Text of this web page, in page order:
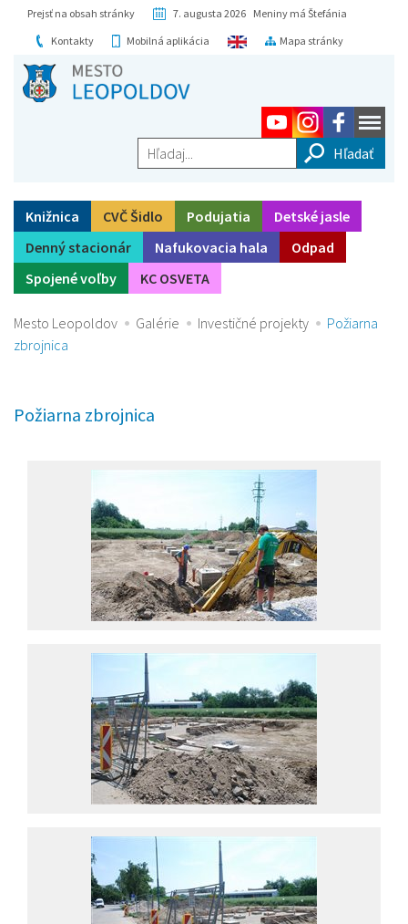
Prejsť na obsah stránky
7. augusta 2026 Meniny má Štefánia
Kontakty
Mobilná aplikácia Mapa stránky
Hľadaj...
Knižnica CVČ Šidlo Podujatia
Detské jasle
Denný stacionár
Nafukovacia hala
Odpad
Spojené voľby
KC OSVETA
Mesto Leopoldov Galérie Investičné projekty
Požiarna
zbrojnica
Požiarna zbrojnica